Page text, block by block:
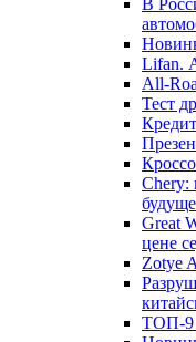
В
Lifan.
All-
Тест
Chery:
Great
цене
Zotye
ТОП-9